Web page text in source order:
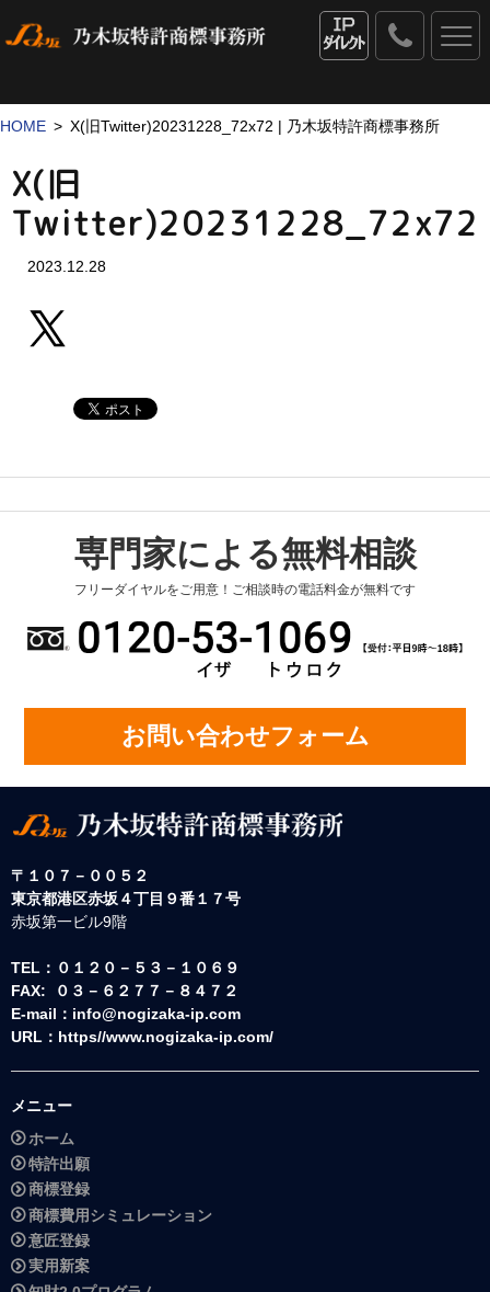
53-
1069
HOME X(旧Twitter)20231228_72x72 | 乃木坂特許商標事務所
X(旧
Twitter)20231228_72x72
2023.12.28
専門家による無料相談
フリーダイヤルをご用意！ご相談時の電話料金が無料です
お問い合わせフォーム
〒１０７－００５２
東京都港区赤坂４丁目９番１７号
赤坂第一ビル9階
TEL：０１２０－５３－１０６９
FAX: ０３－６２７７－８４７２
E-mail：info@nogizaka-ip.com
URL：https//www.nogizaka-ip.com/
メニュー
ホーム
特許出願
商標登録
商標費用シミュレーション
意匠登録
実用新案